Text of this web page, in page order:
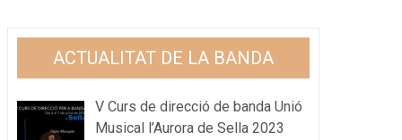
ACTUALITAT DE LA BANDA
V Curs de direcció de banda Unió
Musical l’Aurora de Sella 2023